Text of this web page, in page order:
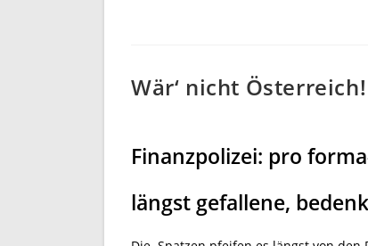
Wär‘ nicht Österreich!
Finanzpolizei: pro
längst gefallene,